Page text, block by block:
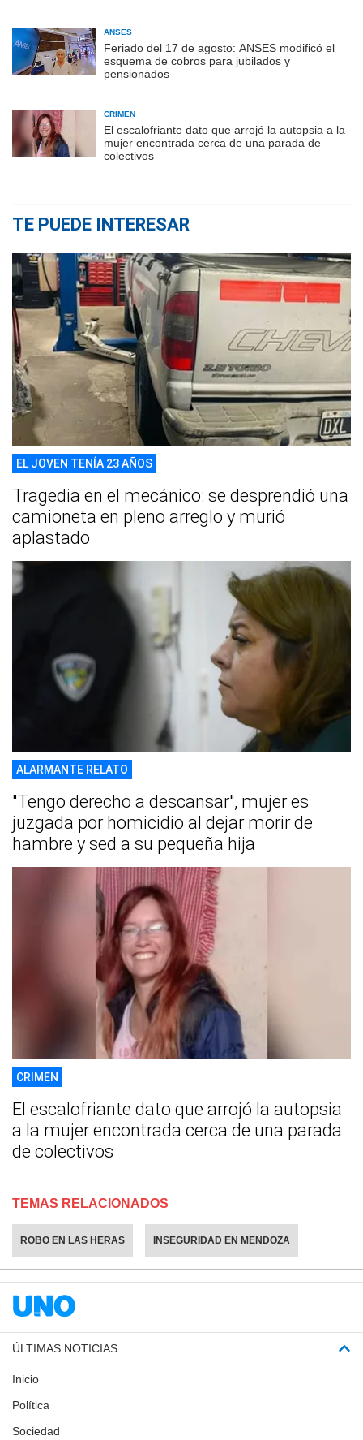
ANSES
Feriado del 17 de agosto: ANSES modificó el
esquema de cobros para jubilados y
pensionados
CRIMEN
El escalofriante dato que arrojó la autopsia a la
mujer encontrada cerca de una parada de
colectivos
TE PUEDE INTERESAR
EL JOVEN TENÍA 23 AÑOS
Tragedia en el mecánico: se desprendió una
camioneta en pleno arreglo y murió
aplastado
ALARMANTE RELATO
"Tengo derecho a descansar", mujer es
juzgada por homicidio al dejar morir de
hambre y sed a su pequeña hija
CRIMEN
El escalofriante dato que arrojó la autopsia
a la mujer encontrada cerca de una parada
de colectivos
TEMAS RELACIONADOS
ROBO EN LAS HERAS INSEGURIDAD EN MENDOZA
ÚLTIMAS NOTICIAS
Inicio
Política
Sociedad